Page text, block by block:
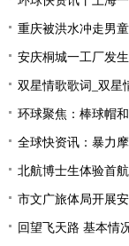
重庆被洪水冲走男
安庆桐城一工厂发
双星情歌歌词_双星
环球聚焦：棒球帽
全球快资讯：暴力
北航博士生体验首
市文广旅体局开展
回望飞天路 基本情